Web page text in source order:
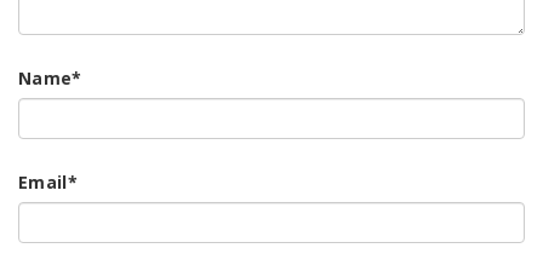
Name*
Email*